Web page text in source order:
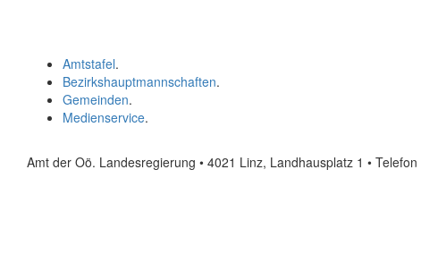
Amtstafel.
Bezirkshauptmannschaften.
Gemeinden.
Medienservice.
Amt der Oö. Landesregierung • 4021 Linz, Landhausplatz 1 • Telefon